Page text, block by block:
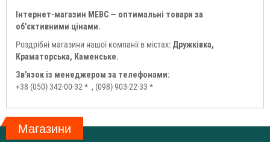
Інтернет-магазин МЕВС — оптимальні товари за
об'єктивними цінами.
Роздрібні магазини нашої компанії в містах: Дружківка,
Краматорська, Каменське.
Зв'язок із менеджером за телефонами:
+38 (050) 342-00-32 * , (098) 903-22-33 *
Магазини